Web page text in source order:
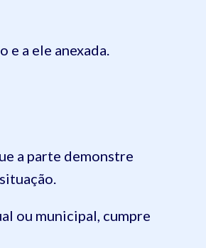
a ele anexada.
a parte demonstre
ou municipal, cumpre